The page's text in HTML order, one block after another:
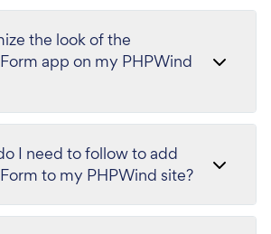
the look of the
app on my PHPWind
I need to follow to add
to my PHPWind site?